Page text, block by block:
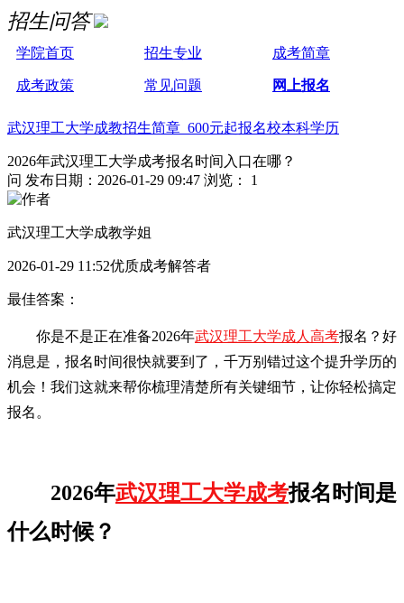
招生问答
学院首页 招生专业 成考简章
成考政策 常见问题 网上报名
武汉理工大学成教招生简章 600元起报名校本科学历
2026年武汉理工大学成考报名时间入口在哪？
问 发布日期：2026-01-29 09:47 浏览： 1
武汉理工大学成教学姐
2026-01-29 11:52优质成考解答者
最佳答案：
你是不是正在准备2026年武汉理工大学成人高考报名？好
消息是，报名时间很快就要到了，千万别错过这个提升学历的
机会！我们这就来帮你梳理清楚所有关键细节，让你轻松搞定
报名。
2026年武汉理工大学成考报名时间是
什么时候？